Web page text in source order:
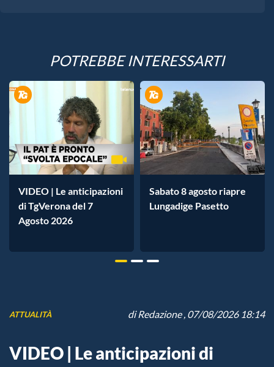
POTREBBE INTERESSARTI
VIDEO | Le anticipazioni
di TgVerona del 7
Agosto 2026
Sabato 8 agosto riapre
Lungadige Pasetto
ATTUALITÀ diRedazione, 07/08/2026 18:14
VIDEO | Le anticipazioni di